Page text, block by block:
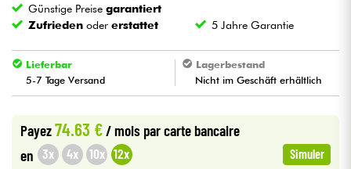
Blasinstrumente
Violinen & Quartett
Kabel & Zubehöre
Günstige Preisegarantiert
Zufrieden odererstattet 5 Jahre Garantie
Lieferbar
5-7 Tage Versand
Lagerbestand
Nicht im Geschäft erhältlich
Payez74.63 €/ mois par carte bancaire
en 3x 4x 10x 12x Simuler